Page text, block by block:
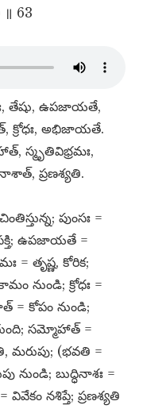
॥ 63
తేషు, ఉపజాయతే,
అభిజాయతే.
స్మృతివిభ్రమః,
ప్రణశ్యతి.
పుంసః =
ఉపజాయతే =
= తృష్ణ, కోరిక;
నుండి; క్రోధః =
= కోపం నుండి;
సమ్మోహాత్​ =
మరుపు; (భవతి =
నుండి; బుద్ధినాశః =
నశిప్తే; ప్రణశ్యతి